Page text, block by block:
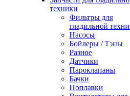
техники
Фильтры для
гладильной
Насосы
Бойлеры / Тэны
Разное
Датчики
Пароклапаны
Бачки
Поплавки